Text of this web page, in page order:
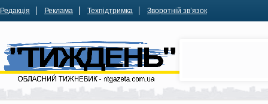
Редакція Реклама Техпідтримка Зворотній зв’язок